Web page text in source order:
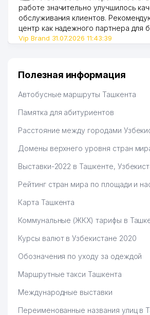
работе значительно улучшилось
обслуживания клиентов.
центр как надежного партнера для
Vip Brand 31.07.2026 11:43:39
Полезная информация
Автобусные маршруты Ташкента
Памятка для абитуриентов
Расстояние между городами
Домены верхнего уровня стран
Выставки-2022 в Ташкенте,
Рейтинг стран мира по площади и
Карта Ташкента
Коммунальные (ЖКХ) тарифы в
Курсы валют в Узбекистане 2020
Обозначения по уходу за одеждой
Маршрутные такси Ташкента
Международные выставки
Переименованные названия улиц в